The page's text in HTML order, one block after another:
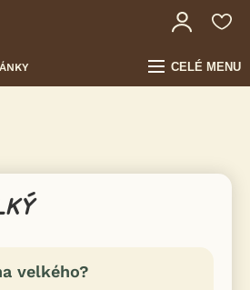
CELÉ MENU
velkého?